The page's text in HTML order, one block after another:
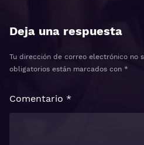
Deja una respuesta
Tu dirección de correo electrónico no
obligatorios están marcados con *
Comentario *